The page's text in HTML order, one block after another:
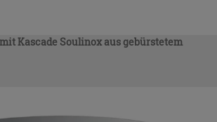
Kascade Soulinox aus gebürstetem